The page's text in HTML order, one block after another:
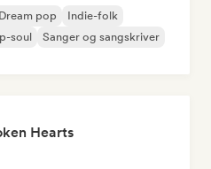
Dream pop
Indie-folk
soul
Sanger og sangskriver
Hearts